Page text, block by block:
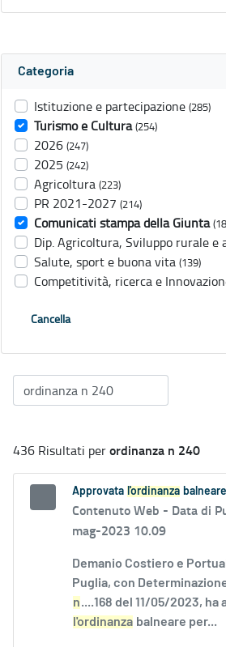
Categoria
Istituzione e partecipazione (285)
Turismo e Cultura (254)
2026 (247)
2025 (242)
Agricoltura (223)
PR 2021-2027 (214)
Comunicati stampa della Giunta
Dip. Agricoltura, Sviluppo rurale e
Salute, sport e buona vita (139)
Competitività, ricerca e
Cancella
436 Risultati perordinanza n 240
Approvata l'ordinanza
Contenuto Web - Data di
mag-2023 10.09
Demanio Costiero e
Puglia, con
n....168 del 11/05/2023, ha
l'ordinanza balneare per...